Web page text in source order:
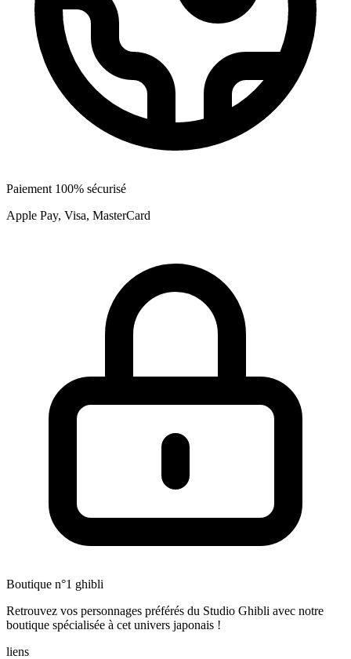
Paiement 100% sécurisé
Apple Pay, Visa, MasterCard
Boutique n°1 ghibli
Retrouvez vos personnages préférés du Studio Ghibli avec notre
boutique spécialisée à cet univers japonais !
liens